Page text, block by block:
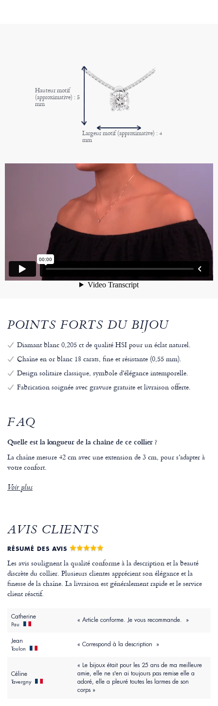
Hauteur motif
(approximative) : 5
mm
Largeur motif (approximative) : 4
mm
POINTS FORTS DU BIJOU
Diamant blanc 0,205 ct de qualité HSI pour un éclat naturel.
Chaîne en or blanc 18 carats, fine et résistante (0,55 mm).
Design solitaire classique, symbole d’élégance intemporelle.
Fabrication soignée avec gravure gratuite et livraison offerte.
FAQ
Quelle est la longueur de la chaîne de ce collier ?
La chaîne mesure 42 cm avec une extension de 3 cm, pour s’adapter à
votre confort.
Voir plus
AVIS CLIENTS
RÉSUMÉ DES AVIS
Les avis soulignent la qualité conforme à la description et la beauté
discrète du collier. Plusieurs clientes apprécient son élégance et la
finesse de la chaîne. La livraison est généralement rapide et le service
client réactif.
Catherine
Pau
« Article conforme. Je vous recommande. »
Jean
Toulon
« Correspond à la description »
Céline
Tavergny
« Le bijoux était pour les 25 ans de ma meilleure
amie, elle ne s'en ai toujours pas remise elle a
adoré, elle a pleuré toutes les larmes de son
corps »